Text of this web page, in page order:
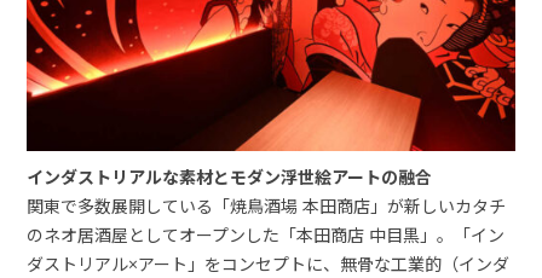
インダストリアルな素材とモダン浮世絵アートの融合
関東で多数展開している「焼鳥酒場 本田商店」が新しいカタチ
のネオ居酒屋としてオープンした「本田商店 中目黒」。「イン
ダストリアル×アート」をコンセプトに、無骨な工業的（インダ